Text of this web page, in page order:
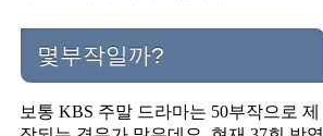
몇부작일까?
보통 KBS 주말 드라마는 50부작으로 제